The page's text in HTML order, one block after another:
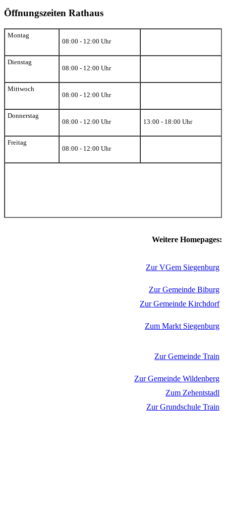
Öffnungszeiten Rathaus
Montag
08:00 - 12:00 Uhr
Dienstag
08:00 - 12:00 Uhr
Mittwoch
08:00 - 12:00 Uhr
Donnerstag
08:00 - 12:00 Uhr
13:00 - 18:00 Uhr
Freitag
08:00 - 12:00 Uhr
Weitere Homepages:
Zur VGem Siegenburg
Zur Gemeinde Biburg
Zur Gemeinde Kirchdorf
Zum Markt Siegenburg
Zur Gemeinde Train
Zur Gemeinde Wildenberg
Zum Zehentstadl
Zur Grundschule Train